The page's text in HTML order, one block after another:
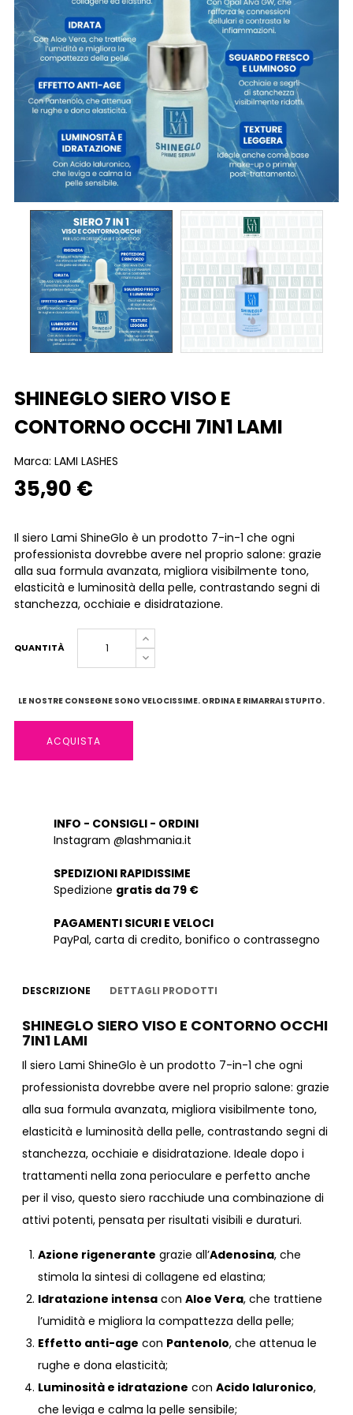
SHINEGLO SIERO VISO E
CONTORNO OCCHI 7IN1 LAMI
Marca: LAMI LASHES
35,90 €
Il siero Lami ShineGlo è un prodotto 7-in-1 che ogni
professionista dovrebbe avere nel proprio salone: grazie
alla sua formula avanzata, migliora visibilmente tono,
elasticità e luminosità della pelle, contrastando segni di
stanchezza, occhiaie e disidratazione.
QUANTITÀ
LE NOSTRE CONSEGNE SONO VELOCISSIME. ORDINA E RIMARRAI STUPITO.
ACQUISTA
INFO - CONSIGLI - ORDINI
Instagram @lashmania.it
SPEDIZIONI RAPIDISSIME
Spedizione gratis da 79 €
PAGAMENTI SICURI E VELOCI
PayPal, carta di credito, bonifico o contrassegno
DESCRIZIONE DETTAGLI PRODOTTI
SHINEGLO SIERO VISO E CONTORNO OCCHI
7IN1 LAMI
Il siero Lami ShineGlo è un prodotto 7-in-1 che ogni
professionista dovrebbe avere nel proprio salone: grazie
alla sua formula avanzata, migliora visibilmente tono,
elasticità e luminosità della pelle, contrastando segni di
stanchezza, occhiaie e disidratazione. Ideale dopo i
trattamenti nella zona perioculare e perfetto anche
per il viso, questo siero racchiude una combinazione di
attivi potenti, pensata per risultati visibili e duraturi.
Azione rigenerante grazie all’Adenosina, che
stimola la sintesi di collagene ed elastina;
Idratazione intensa con Aloe Vera, che trattiene
l’umidità e migliora la compattezza della pelle;
Effetto anti-age con Pantenolo, che attenua le
rughe e dona elasticità;
Luminosità e idratazione con Acido Ialuronico,
che leviga e calma la pelle sensibile;